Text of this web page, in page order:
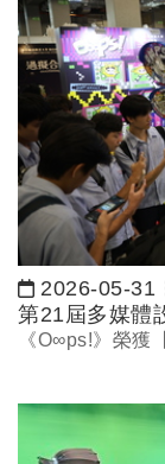
日期：
2026-05-31
第21屆多媒體
《O∞ps!》榮獲